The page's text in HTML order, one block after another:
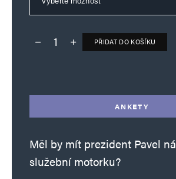
Deník TO – verze bez reklam množství
PŘIDAT DO KOŠÍKU
ANKETY
Měl by mít prezident Pavel
služební motorku?